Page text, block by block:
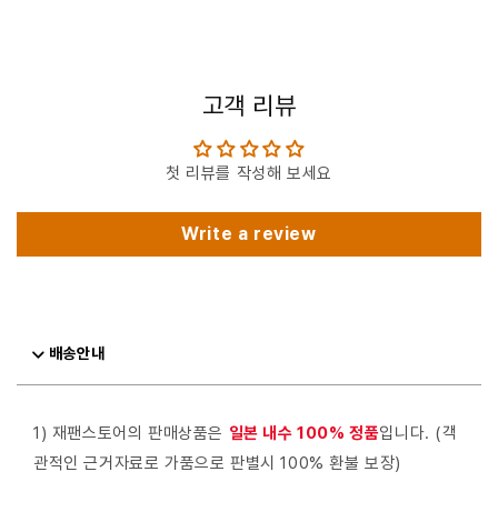
고객 리뷰
첫 리뷰를 작성해 보세요
Write a review
배송안내
1) 재팬스토어의 판매상품은 일본 내수 100% 정품입니다. (객
관적인 근거자료로 가품으로 판별시 100% 환불 보장)